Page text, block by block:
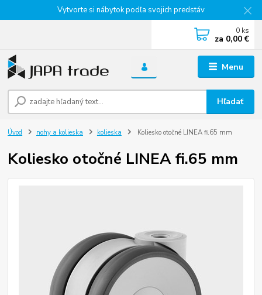
Vytvorte si nábytok podľa svojich predstáv
Menu
Hľadať
0 ks
za 0,00 €
Úvod nohy a kolieska kolieska Koliesko otočné LINEA fi.65 mm
Koliesko otočné LINEA fi.65 mm